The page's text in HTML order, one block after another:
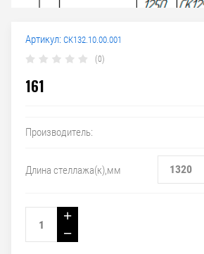
Артикул: СК132.10.00.001
(0)
161
Производитель:
Длина стеллажа(к),мм 1320
+
−